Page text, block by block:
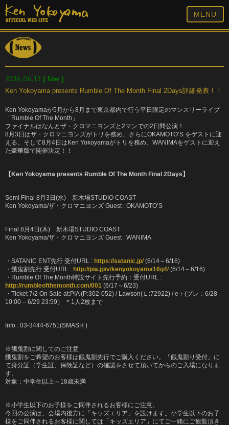
MENU
2016.06.13 [ Live ]
Ken Yokoyama presents Rumble Of The Month Final 2Days詳細発表！！
Ken Yokoyamaが5 月から8 月まで東京都内で行う平日限定のマンスリーライブ
「Rumble Of The Month 」
ファイナルはなんとザ・クロマニヨンズと 2マンでの2 日間公演！
8 月3 日はザ・クロマニヨンズがトリを務め、さらにOKAMOTO’S をゲストに迎
える。そして8 月4日はKen Yokoyamaがトリを務め、 WANIMAをゲストに迎え
た豪華版で開催決定！！
【Ken Yokoyama presents Rumble Of The Month Final 2Days】
Semi Final 8 月3 日(水) 新木場STUDIO COAST
Ken Yokoyama/ザ・クロマニヨンズ Guest : OKAMOTO’S
Final 8 月4日(木) 新木場STUDIO COAST
Ken Yokoyama/ザ・クロマニヨンズ Guest : WANIMA
・SATANIC ENT先行 受付URL : https://satanic.jp/ (6/14～6/16)
・餓鬼割先行 受付URL : http://pia.jp/v/kenyokoyama16g4/ (6/14～6/16)
・Rumble Of The Month特設サイト先行予約：受付URL :
http://rumbleofthemonth.com/001 (6/17 ～6/23)
・Ticket 7/2 On Sale at:PIA (P:302-052) / Lawson( Ｌ :72922) / e ＋ (プレ： 6/28
10:00 – 6/29 23:59 ） ＊ 1 人 2枚まで
Info : 03-3444-6751(SMASH )
※餓鬼割に関してのご注意
餓鬼割をご希望のお客様は餓鬼割先行でご購入ください。「餓鬼割り受付」に
て身分証（学生証、保険証など）の確認をさせて頂いてからのご入場になりま
す。
対象：中学生以上～ 18歳未満
※小学生以下のお子様をご同伴されるお客様にご注意。
今回の公演は、会場内後方に「キッズエリア」を設けます。小学生以下のお子
様をご同伴されるお客様に関しては「キッズエリア」にてご一緒にご観覧頂き